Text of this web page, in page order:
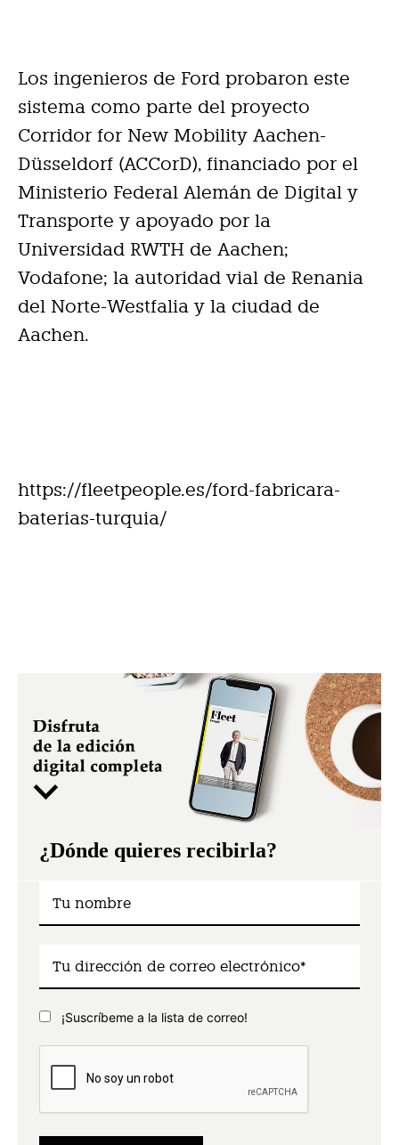
Los ingenieros de Ford probaron este
sistema como parte del proyecto
Corridor for New Mobility Aachen-
Düsseldorf (ACCorD), financiado por el
Ministerio Federal Alemán de Digital y
Transporte y apoyado por la
Universidad RWTH de Aachen;
Vodafone; la autoridad vial de Renania
del Norte-Westfalia y la ciudad de
Aachen.
https://fleetpeople.es/ford-fabricara-
baterias-turquia/
¿Dónde quieres recibirla?
¡Suscríbeme a la lista de correo!